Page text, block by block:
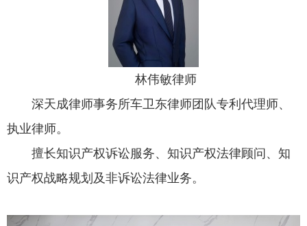
林伟敏律师
深天成律师事务所车卫东律师团队专利代理师、
执业律师。
擅长知识产权诉讼服务、知识产权法律顾问、知
识产权战略规划及非诉讼法律业务。